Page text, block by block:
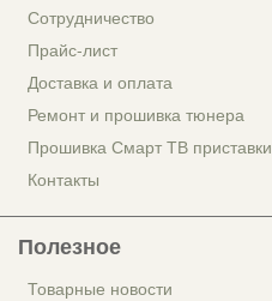
Сотрудничество
Прайс-лист
Доставка и оплата
Ремонт и прошивка тюнера
Прошивка Смарт ТВ приставки
Контакты
Полезное
Товарные новости